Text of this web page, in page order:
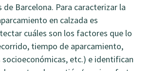
Barcelona. Para caracterizar la
en calzada es
cuáles son los factores que lo
tiempo de aparcamiento,
etc.) e identifican